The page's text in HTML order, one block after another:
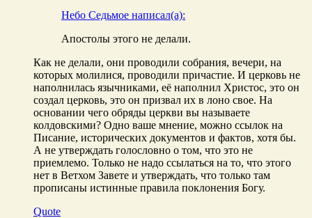
Небо Седьмое написал(а):
Апостолы этого не делали.
Как не делали, они проводили собрания, вечери, на
которых молилися, проводили причастие. И церковь не
наполнилась язычниками, её наполнил Христос, это он
создал церковь, это он призвал их в лоно свое. На
основании чего обряды церкви вы называете
колдовскими? Одно ваше мнение, можно ссылок на
Писание, исторических документов и фактов, хотя бы.
А не утверждать голословно о том, что это не
приемлемо. Только не надо ссылаться на то, что этого
нет в Ветхом Завете и утверждать, что только там
прописаны истинные правила поклонения Богу.
Quote